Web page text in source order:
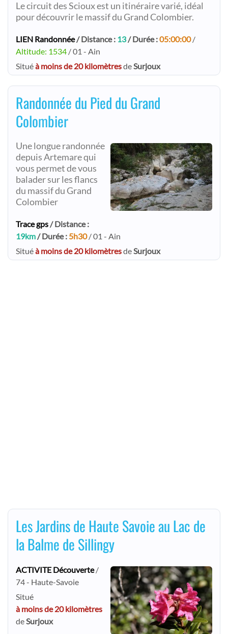
Le circuit des Scioux est un itinéraire varié, idéal
pour découvrir le massif du Grand Colombier.
LIEN Randonnée/ Distance : 13/ Durée :05:00:00/
Altitude: 1534 / 01 - Ain
Situéà moins de 20 kilomètresdeSurjoux
Randonnée du Pied du Grand
Colombier
Une longue randonnée
depuis Artemare qui
vous permet de vous
balader sur les flancs
du massif du Grand
Colombier
Trace gps/ Distance :
19km/ Durée : 5h30/ 01 - Ain
Situéà moins de 20 kilomètresdeSurjoux
Les Jardins de Haute Savoie au Lac de
la Balme de Sillingy
ACTIVITE Découverte/
74 - Haute-Savoie
Situé
à moins de 20 kilomètres
deSurjoux